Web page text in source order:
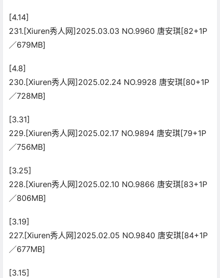
[4.14]
231.[Xiuren秀人网]2025.03.03 NO.9960 唐安琪[82+1P
／679MB]
[4.8]
230.[Xiuren秀人网]2025.02.24 NO.9928 唐安琪[80+1P
／728MB]
[3.31]
229.[Xiuren秀人网]2025.02.17 NO.9894 唐安琪[79+1P
／756MB]
[3.25]
228.[Xiuren秀人网]2025.02.10 NO.9866 唐安琪[83+1P
／806MB]
[3.19]
227.[Xiuren秀人网]2025.02.05 NO.9840 唐安琪[84+1P
／677MB]
[3.15]